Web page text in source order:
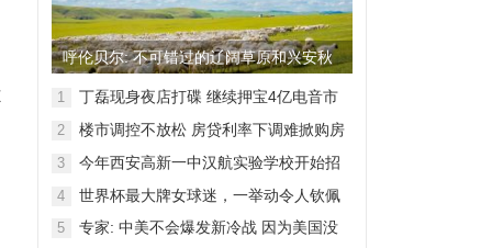
呼伦贝尔: 不可错过的辽阔草原和兴安秋
色
1
丁磊现身夜店打碟 继续押宝4亿电音市
2
楼市调控不放松 房贷利率下调难掀购房
3
今年西安高新一中汉航实验学校开始招
4 世界杯最大牌女球迷，一举动令人钦佩
5
专家: 中美不会爆发新冷战 因为美国没